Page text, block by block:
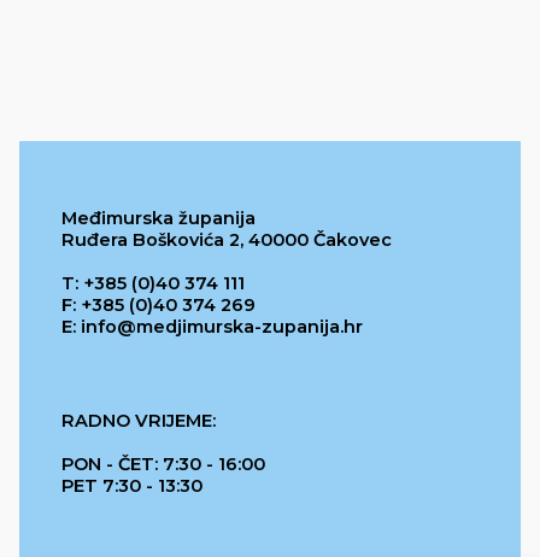
Međimurska županija
Ruđera Boškovića 2, 40000 Čakovec
T: +385 (0)40 374 111
F: +385 (0)40 374 269
E: info@medjimurska-zupanija.hr
RADNO VRIJEME:
PON - ČET: 7:30 - 16:00
PET 7:30 - 13:30